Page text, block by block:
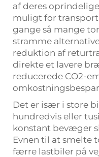
af deres
muligt for
gange så mange
stramme
reduktion af
direkte et lavere
reducerede CO2-
Det er især i store
hundredvis eller
konstant bevæger
Evnen til at smelte
færre lastbiler på